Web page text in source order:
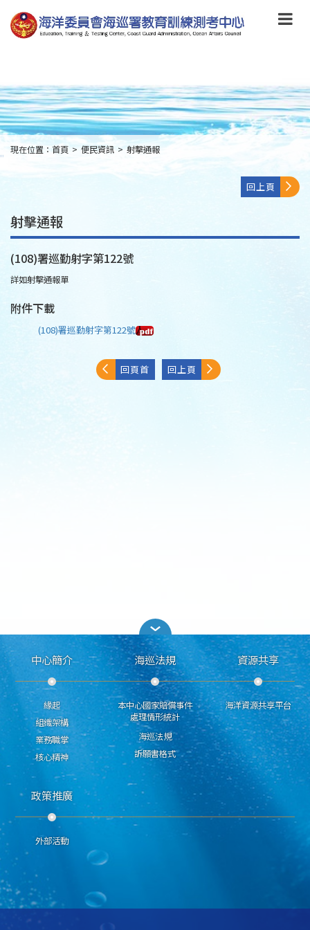
到
主
要
to
main
content
:::
現在位置： 首頁 > 便民資訊 > 射擊通報
回上頁
射擊通報
(108)署巡勤射字第122號
詳如射擊通報單
附件下載
(108)署巡勤射字第122號
回頁首 回上頁
中心簡介
緣起
組織架構
業務職掌
核心精神
海巡法規
本中心國家賠償事件
處理情形統計
海巡法規
訴願書格式
資源共享
海洋資源共享平台
政策推廣
外部活動